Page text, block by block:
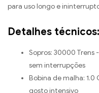
para uso longo e
Detalhes técnicos:
Sopros: 30000 Trens
sem interrupções
Bobina de malha:
gosto intensivo